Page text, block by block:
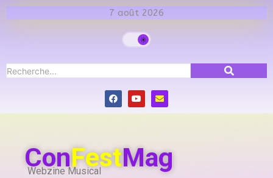
7 août 2026
ConFestMag
Webzine Musical